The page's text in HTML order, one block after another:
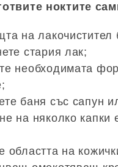
ноктите
на лакочистител
стария лак;
необходимата
баня със сапун
на няколко капки
областта на